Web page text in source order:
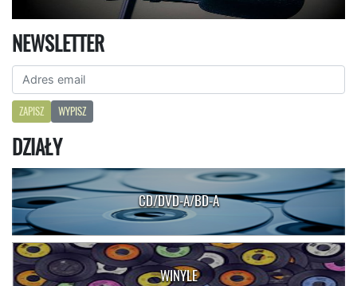
NEWSLETTER
ZAPISZ WYPISZ
DZIAŁY
CD/DVD-A/BD-A
WINYLE